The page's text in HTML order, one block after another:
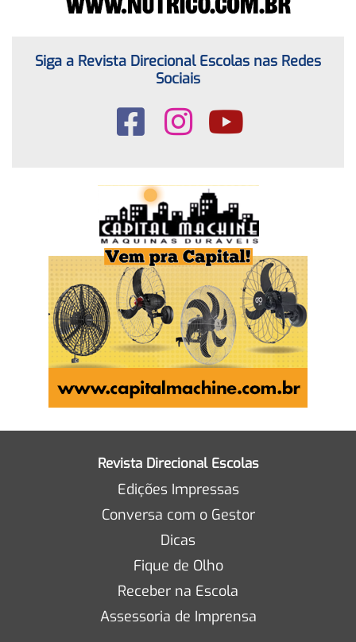
Siga a Revista Direcional Escolas nas Redes
Sociais
Revista Direcional Escolas
Edições Impressas
Conversa com o Gestor
Dicas
Fique de Olho
Receber na Escola
Assessoria de Imprensa